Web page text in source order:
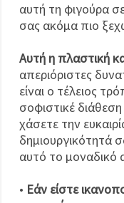
αυτή τη φιγούρα
σας ακόμα πιο
Αυτή η πλαστική
απεριόριστες
είναι ο τέλειος
σοφιστικέ
χάσετε την
δημιουργικότητά
αυτό το μοναδικό
• Εάν είστε